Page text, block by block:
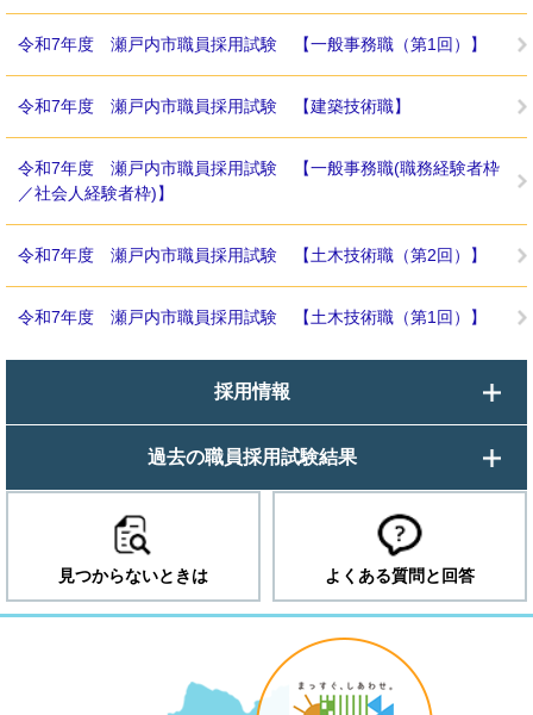
令和7年度 瀬戸内市職員採用試験 【一般事務職（第1回）】
令和7年度 瀬戸内市職員採用試験 【建築技術職】
令和7年度 瀬戸内市職員採用試験 【一般事務職(職務経験者枠
／社会人経験者枠)】
令和7年度 瀬戸内市職員採用試験 【土木技術職（第2回）】
令和7年度 瀬戸内市職員採用試験 【土木技術職（第1回）】
採用情報
過去の職員採用試験結果
見つからないときは よくある質問と回答